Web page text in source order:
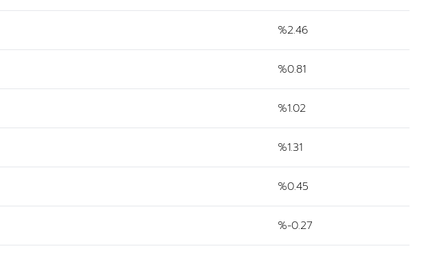
%2.46
%0.81
%1.02
%1.31
%0.45
%-0.27